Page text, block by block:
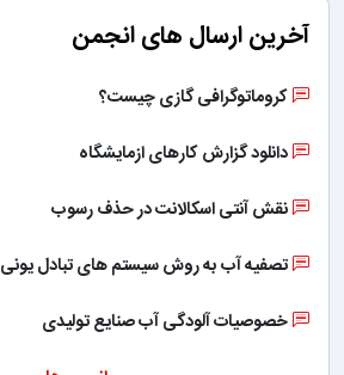
آخرین ارسال های انجمن
کروماتوگرافی گازی چیست؟
دانلود گزارش کارهای ازمایشگاه
نقش آنتی اسکالانت در حذف رسوب
تصفیه آب به روش سیستم های تبادل یونی
خصوصیات آلودگی آب صنایع تولیدی